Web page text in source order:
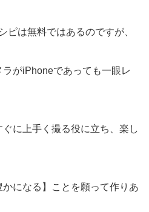
ピは無料ではあるのですが、
がiPhoneであっても一眼レ
に上手く撮る役に立ち、楽し
かになる】ことを願って作りあ